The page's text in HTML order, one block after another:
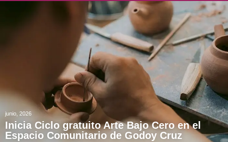
junio, 2026
Inicia Ciclo gratuito Arte Bajo Cero en el
Espacio Comunitario de Godoy Cruz